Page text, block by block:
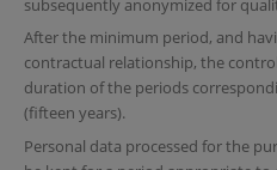
After the minimum period, and
contractual relationship, the
duration of the periods
(fifteen years).
Personal data processed for the